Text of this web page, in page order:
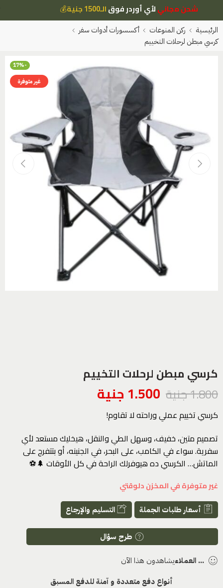
شحن مجانيلأي أوردر فوقالـ1500 جنية 💰
الرئيسية ركن المنوعات
أكسسورات أدوات سفر
كرسي مبطن لرحلات التخييم
-17%
غير متوفرة
كرسي مبطن لرحلات التخييم
1.800جنية 1.500 جنية
كرسي تخييم عملي وراحته لا تقاوم!
تصميم متين، خفيف، وسهل الطي والنقل، هيخليك مستعد لأي
سفرية. سواء في الكامب، على البحر، في الجنينه، أو بتتفرج على
الماتش… الكرسي ده هيوفرلك الراحة في كل الأوقات 🌲⚽
غير متوفرة في المخزن دلوقتي
أسعار طلبات الجملة التسليم والإرجاع
طرح سؤال
... العملاءيشاهدون هذا الآن
أنواع دفع متعددة و آمنة للدفع المسبق